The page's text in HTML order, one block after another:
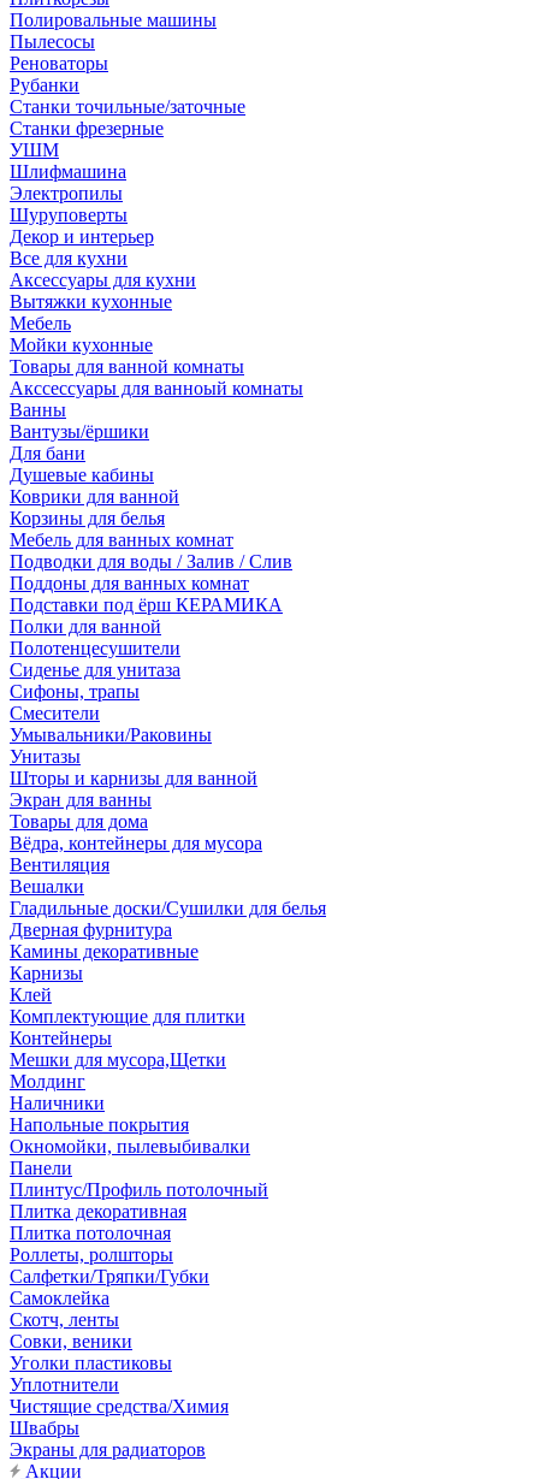
Полировальные машины
Пылесосы
Реноваторы
Рубанки
Станки точильные/заточные
Станки фрезерные
УШМ
Шлифмашина
Электропилы
Шуруповерты
Декор и интерьер
Все для кухни
Аксессуары для кухни
Вытяжки кухонные
Мебель
Мойки кухонные
Товары для ванной комнаты
Акссессуары для ванноый комнаты
Ванны
Вантузы/ёршики
Для бани
Душевые кабины
Коврики для ванной
Корзины для белья
Мебель для ванных комнат
Подводки для воды / Залив / Слив
Поддоны для ванных комнат
Подставки под ёрш КЕРАМИКА
Полки для ванной
Полотенцесушители
Сиденье для унитаза
Сифоны, трапы
Смесители
Умывальники/Раковины
Унитазы
Шторы и карнизы для ванной
Экран для ванны
Товары для дома
Вёдра, контейнеры для мусора
Вентиляция
Вешалки
Гладильные доски/Сушилки для белья
Дверная фурнитура
Камины декоративные
Карнизы
Клей
Комплектующие для плитки
Контейнеры
Мешки для мусора,Щетки
Молдинг
Наличники
Напольные покрытия
Окномойки, пылевыбивалки
Панели
Плинтус/Профиль потолочный
Плитка декоративная
Плитка потолочная
Роллеты, ролшторы
Салфетки/Тряпки/Губки
Самоклейка
Скотч, ленты
Совки, веники
Уголки пластиковы
Уплотнители
Чистящие средства/Химия
Швабры
Экраны для радиаторов
Акции